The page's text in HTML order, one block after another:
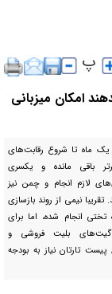
امکان میزبانی
یک ماه تا شروع رقابت‌های
باقی مانده و یکسری
لازم انجام و چمن نیز
تقریبا نیمی از روند بازسازی
تختی انجام شده، اما برای
بلیت فروشی و
پیست تارتان نیاز به بودجه